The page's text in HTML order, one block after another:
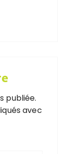
publiée.
avec